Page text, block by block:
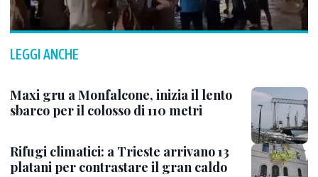
LEGGI ANCHE
Maxi gru a Monfalcone, inizia il lento
sbarco per il colosso di 110 metri
Rifugi climatici: a Trieste arrivano 13
platani per contrastare il gran caldo